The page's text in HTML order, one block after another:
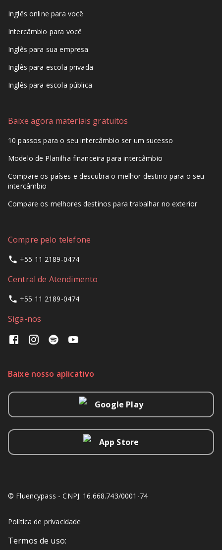
Inglês online para você
Intercâmbio para você
Inglês para sua empresa
Inglês para escola privada
Inglês para escola pública
Baixe agora materiais gratuitos
10 passos para o seu intercâmbio ser um sucesso
Modelo de Planilha financeira para intercâmbio
Compare os países e descubra o melhor destino para o seu
intercâmbio
Compare os melhores destinos para trabalhar no exterior
Compre pelo telefone
+55 11 2189-0474
Central de Atendimento
+55 11 2189-0474
Siga-nos
Baixe nosso aplicativo
Google Play
App Store
© Fluencypass - CNPJ: 16.668.743/0001-74
Política de privacidade
Termos de uso: